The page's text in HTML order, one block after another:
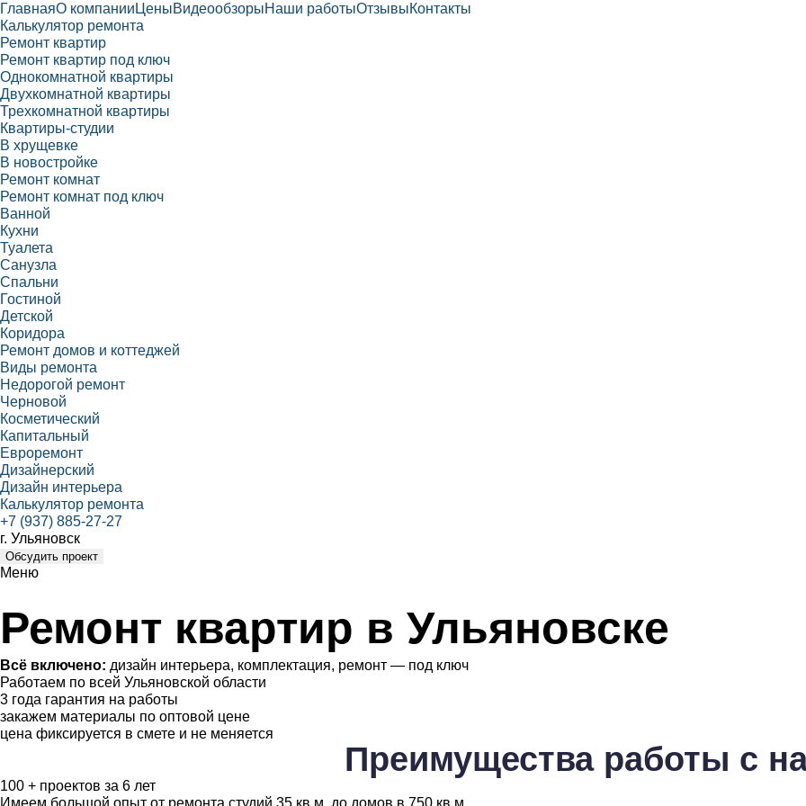
ГлавнаяО компании ЦеныВидеообзорыНаши работыОтзывыКонтакты
Калькулятор ремонта
Ремонт квартир
Ремонт квартир под ключ
Однокомнатной квартиры
Двухкомнатной квартиры
Трехкомнатной квартиры
Квартиры-студии
В хрущевке
В новостройке
Ремонт комнат
Ремонт комнат под ключ
Ванной
Кухни
Туалета
Санузла
Спальни
Гостиной
Детской
Коридора
Ремонт домов и коттеджей
Виды ремонта
Недорогой ремонт
Черновой
Косметический
Капитальный
Евроремонт
Дизайнерский
Дизайн интерьера
Калькулятор ремонта
+7 (937) 885-27-27
г. Ульяновск
Обсудить проект
Меню
Ремонт квартир в Ульяновске
Всё включено: дизайн интерьера, комплектация, ремонт — под ключ
Работаем по всей Ульяновской области
3 года гарантия на работы
закажем материалы по оптовой цене
цена фиксируется в смете и не меняется
Преимуществаработы с
100 + проектов за 6 лет
Имеем большой опыт от ремонта студий 35 кв.м. до домов в 750 кв.м.